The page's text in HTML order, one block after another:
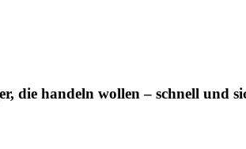
die handeln wollen – schnell und